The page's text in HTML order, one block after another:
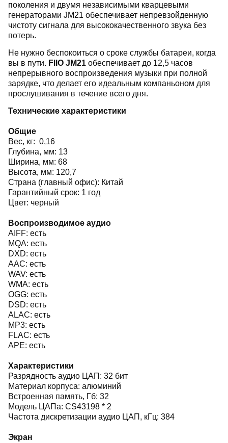
поколения и двумя независимыми кварцевыми
генераторами JM21 обеспечивает непревзойденную
чистоту сигнала для высококачественного звука без
потерь.
Не нужно беспокоиться о сроке службы батареи, когда
вы в пути. FIIO JM21 обеспечивает до 12,5 часов
непрерывного воспроизведения музыки при полной
зарядке, что делает его идеальным компаньоном для
прослушивания в течение всего дня.
Технические характеристики
Общие
Вес, кг: 0,16
Глубина, мм: 13
Ширина, мм: 68
Высота, мм: 120,7
Страна (главный офис): Китай
Гарантийный срок: 1 год
Цвет: черный
Воспроизводимое аудио
AIFF: есть
MQA: есть
DXD: есть
AAC: есть
WAV: есть
WMA: есть
OGG: есть
DSD: есть
ALAC: есть
MP3: есть
FLAC: есть
APE: есть
Характеристики
Разрядность аудио ЦАП: 32 бит
Материал корпуса: алюминий
Встроенная память, Гб: 32
Модель ЦАПа: CS43198 * 2
Частота дискретизации аудио ЦАП, кГц: 384
Экран